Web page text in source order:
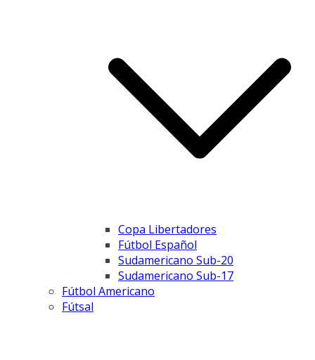
Copa Libertadores
Fútbol Español
Sudamericano Sub-20
Sudamericano Sub-17
Fútbol Americano
Fútsal